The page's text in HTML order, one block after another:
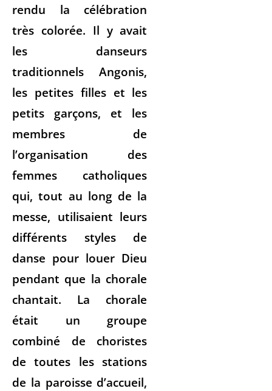
rendu la célébration
très colorée. Il y avait
les danseurs
traditionnels Angonis,
les petites filles et les
petits garçons, et les
membres de
l’organisation des
femmes catholiques
qui, tout au long de la
messe, utilisaient leurs
différents styles de
danse pour louer Dieu
pendant que la chorale
chantait. La chorale
était un groupe
combiné de choristes
de toutes les stations
de la paroisse d’accueil,